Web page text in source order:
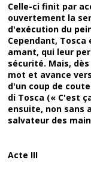
Celle-ci finit par
ouvertement la
d'exécution du
Cependant,
amant, qui leur
sécurité. Mais,
mot et avance
d'un coup de
di Tosca (« C'est
ensuite, non sans
salvateur des
Acte III